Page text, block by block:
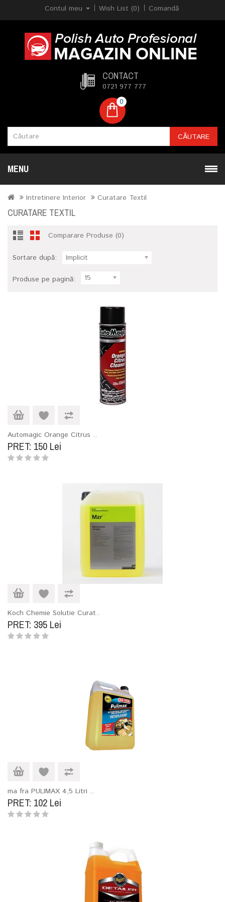
Contul meu Wish List (0) Comandă
CONTACT
0721 977 777
0
CĂUTARE
MENU
Intretinere Interior Curatare Textil
CURATARE TEXTIL
Comparare Produse (0)
Sortare după: Implicit
Produse pe pagină: 15
Automagic Orange Citrus ..
PRET: 150 Lei
Koch Chemie Solutie Curat..
PRET: 395 Lei
ma fra PULIMAX 4,5 Litri ..
PRET: 102 Lei